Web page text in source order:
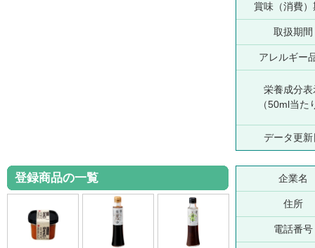
賞味（消費）
取扱期間
アレルギー
栄養成分表
（50ml当た
データ更新
登録商品の一覧 企業名
住所
電話番号